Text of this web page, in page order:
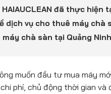
đã thực hiện
dịch vụ cho thuê máy chà
chà sàn tại Quảng Ninh
muốn đầu tư mua máy
phí, chủ động thời gian